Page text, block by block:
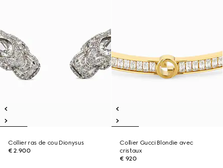
Collier ras de cou Dionysus
€ 2.900
Collier Gucci Blondie avec
cristaux
€ 920